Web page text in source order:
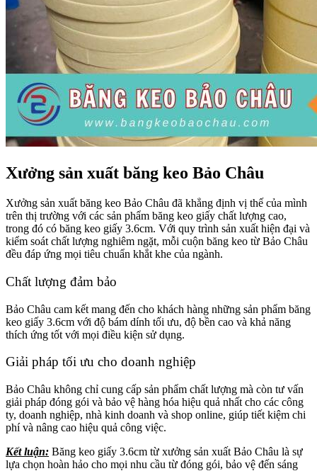
Xưởng sản xuất băng keo Bảo Châu
Xưởng sản xuất băng keo Bảo Châu đã khẳng định vị thế của mình
trên thị trường với các sản phẩm băng keo giấy chất lượng cao,
trong đó có băng keo giấy 3.6cm. Với quy trình sản xuất hiện đại và
kiểm soát chất lượng nghiêm ngặt, mỗi cuộn băng keo từ Bảo Châu
đều đáp ứng mọi tiêu chuẩn khắt khe của ngành.
Chất lượng đảm bảo
Bảo Châu cam kết mang đến cho khách hàng những sản phẩm băng
keo giấy 3.6cm với độ bám dính tối ưu, độ bền cao và khả năng
thích ứng tốt với mọi điều kiện sử dụng.
Giải pháp tối ưu cho doanh nghiệp
Bảo Châu không chỉ cung cấp sản phẩm chất lượng mà còn tư vấn
giải pháp đóng gói và bảo vệ hàng hóa hiệu quả nhất cho các công
ty, doanh nghiệp, nhà kinh doanh và shop online, giúp tiết kiệm chi
phí và nâng cao hiệu quả công việc.
Kết luận: Băng keo giấy 3.6cm từ xưởng sản xuất Bảo Châu là sự
lựa chọn hoàn hảo cho mọi nhu cầu từ đóng gói, bảo vệ đến sáng